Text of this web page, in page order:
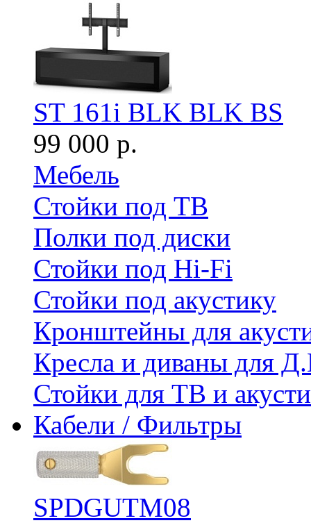
ST 161i BLK BLK BS
99 000 р.
Мебель
Стойки под ТВ
Полки под диски
Стойки под Hi-Fi
Стойки под акустику
Кронштейны для
Кресла и диваны для
Стойки для ТВ и
Кабели / Фильтры
SPDGUTM08